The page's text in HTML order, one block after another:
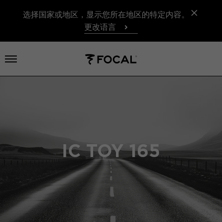
选择国家或地区，显示您所在地区的特定内容。
更改语言
打开菜单
IC TOY 165